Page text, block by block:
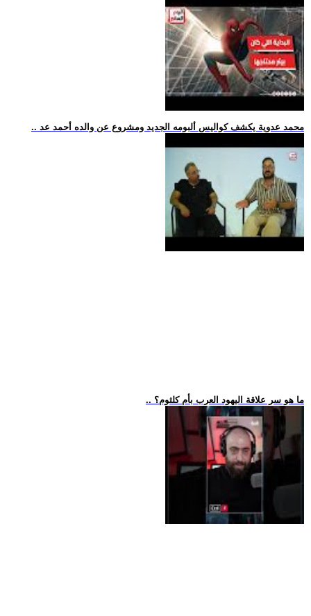
.. محمد عدوية يكشف كواليس ألبومه الجديد ومشروع عن والده أحمد عد
.. ما هو سر علاقة اليهود العرب بأم كلثوم؟